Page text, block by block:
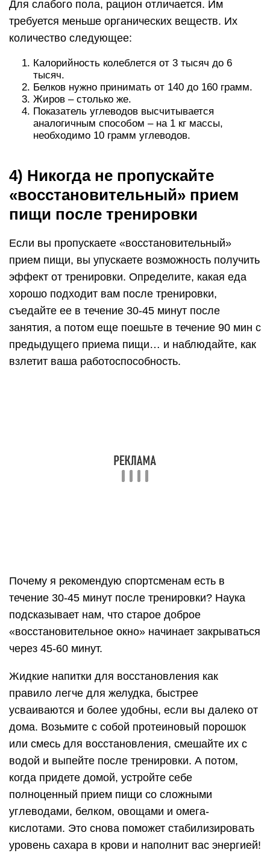
Для слабого пола, рацион отличается. Им
требуется меньше органических веществ. Их
количество следующее:
Калорийность колеблется от 3 тысяч до 6
тысяч.
Белков нужно принимать от 140 до 160 грамм.
Жиров – столько же.
Показатель углеводов высчитывается
аналогичным способом – на 1 кг массы,
необходимо 10 грамм углеводов.
4) Никогда не пропускайте
«восстановительный» прием
пищи после тренировки
Если вы пропускаете «восстановительный»
прием пищи, вы упускаете возможность получить
эффект от тренировки. Определите, какая еда
хорошо подходит вам после тренировки,
съедайте ее в течение 30-45 минут после
занятия, а потом еще поешьте в течение 90 мин с
предыдущего приема пищи… и наблюдайте, как
взлетит ваша работоспособность.
Жидкие напитки для восстановления как
когда придете домой, устройте себе
полноценный прием пищи со сложными
углеводами, белком, овощами и омега-
кислотами. Это снова поможет стабилизировать
уровень сахара в крови и наполнит вас энергией!
Чем завтракают и ужинают
Суточный режим спортсмена включает в себя
первый завтрак, второй завтрак, обед, ужин. По
калорийности приемы пищи соотносятся так:
30% + 10% + 40% + 20%. То есть основные
приемы пищи приходятся на завтрак и обед.
Переход спортсмена на пятиразовое питание
увеличивает эффективность тренировок на 10%,
способствует увеличению роста мышц.